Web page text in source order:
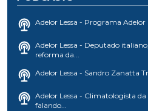
Adelor Lessa - Programa
Adelor Lessa - Deputado
reforma da...
Adelor Lessa - Sandro Zanatta
Adelor Lessa - Climatologista
falando...